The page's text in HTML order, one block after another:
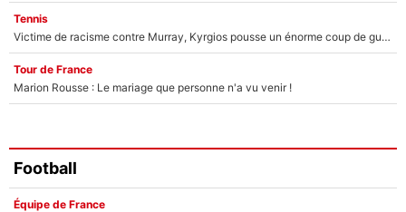
Tennis
Victime de racisme contre Murray, Kyrgios pousse un énorme coup de gueule !
Tour de France
Marion Rousse : Le mariage que personne n'a vu venir !
Football
Équipe de France